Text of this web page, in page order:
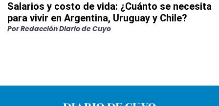
Salarios y costo de vida: ¿Cuánto se necesita
para vivir en Argentina, Uruguay y Chile?
PorRedacción Diario de Cuyo